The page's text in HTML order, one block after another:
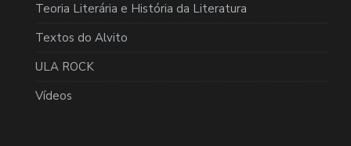
Teoria Literária e História da Literatura
Textos do Alvito
ULA ROCK
Vídeos